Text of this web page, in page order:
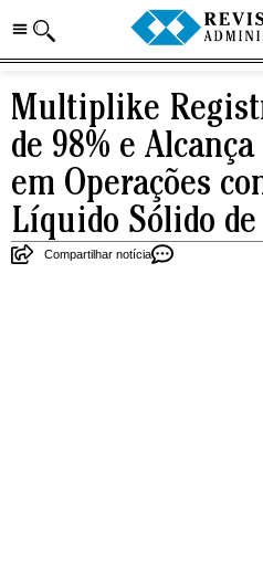
Multiplike
de 98% e
em Operações
Líquido Sólido
Compartilhar notícia